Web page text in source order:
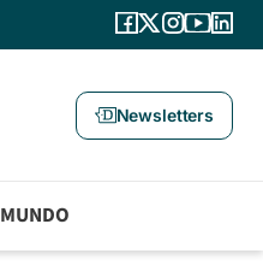
Newsletters
MUNDO